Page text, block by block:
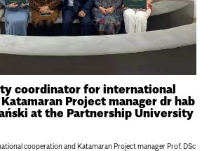
coordinator for international
Project manager dr hab
at the Partnership University
cooperation and Katamaran Project manager Prof. DSc